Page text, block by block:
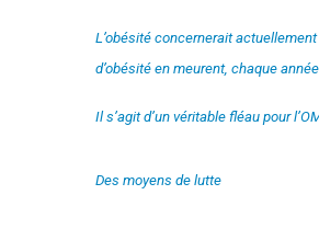
L’obésité concernerait
d’obésité en meurent, chaque
Il s’agit d’un véritable fléau pour
Des moyens de lutte